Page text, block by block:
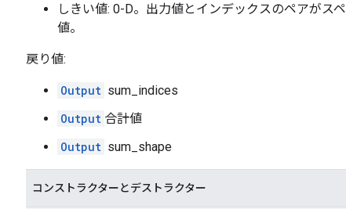
しきい値: 0-D。出力値とインデックスのペアがス
値。
戻り値:
Output sum_indices
Output 合計値
Output sum_shape
コンストラクターとデストラクター